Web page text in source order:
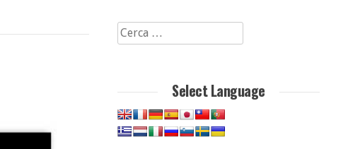
Ricerca
per:
Select Language